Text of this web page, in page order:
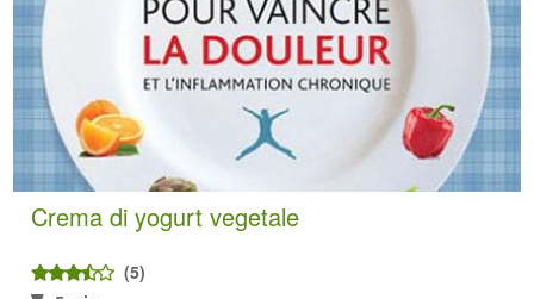
Crema di yogurt vegetale
(5)